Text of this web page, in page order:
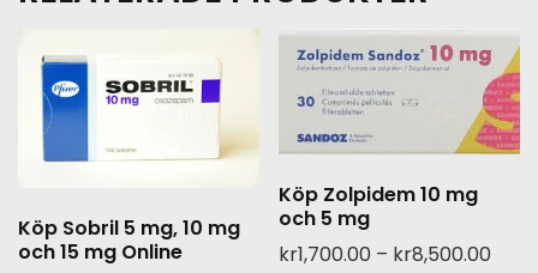
Köp Sobril 5 mg, 10 mg
och 15 mg Online
Köp Zolpidem 10 mg
och 5 mg
kr1,700.00 – kr8,500.00